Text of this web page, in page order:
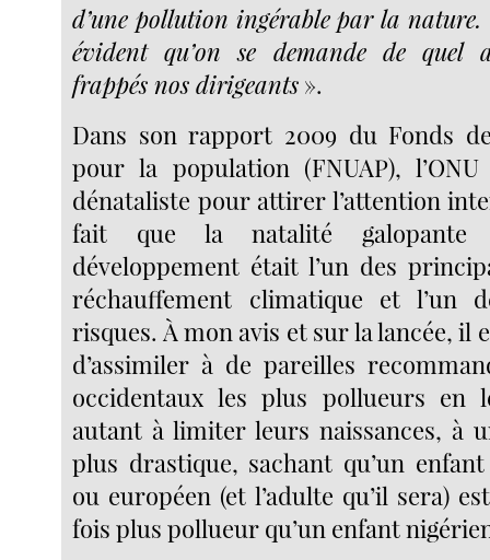
d’une pollution ingérable par la nature.
évident qu’on se demande de quel
frappés nos dirigeants ».
Dans son rapport 2009 du Fonds
pour la population (FNUAP),
dénataliste pour attirer l’attention
fait que la natalité
développement était l’un des
réchauffement climatique et l’un
risques. À mon avis et sur la lancée, il
d’assimiler à de pareilles
occidentaux les plus pollueurs en
autant à limiter leurs naissances, à
plus drastique, sachant qu’un
ou européen (et l’adulte qu’il sera)
fois plus pollueur qu’un enfant